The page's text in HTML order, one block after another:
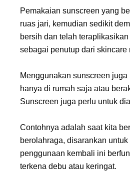
Pemakaian sunscreen yang
ruas jari, kemudian sedikit
bersih dan telah
sebagai penutup dari skincare
Menggunakan sunscreen
hanya di rumah saja atau
Sunscreen juga perlu untuk
Contohnya adalah saat kita
berolahraga, disarankan
penggunaan kembali ini
terkena debu atau keringat.